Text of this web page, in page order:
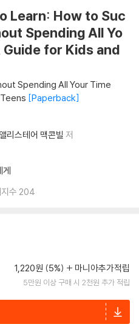
Learn: How to Suc
Spending All Yo
for Kids and
Spending All Your Time
Paperback
앨리스테어 맥콘빌 저
게
수 204
1,220원 (5%) 마니아추가적립
5만원 이상 구매 시 2천원 추가 적립